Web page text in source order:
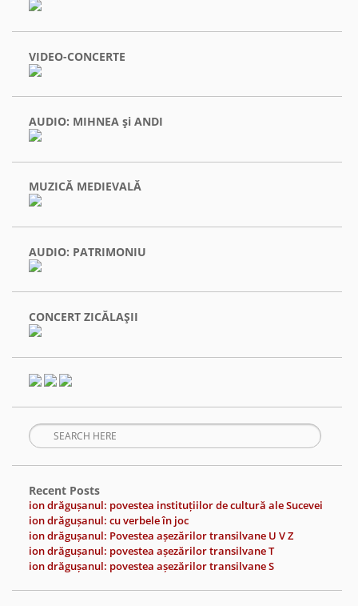
VIDEO-CONCERTE
AUDIO: MIHNEA şi ANDI
MUZICĂ MEDIEVALĂ
AUDIO: PATRIMONIU
CONCERT ZICĂLAŞII
Recent Posts
ion drăgușanul: povestea instituțiilor de cultură ale Sucevei
ion drăgușanul: cu verbele în joc
ion drăgușanul: Povestea așezărilor transilvane U V Z
ion drăgușanul: povestea așezărilor transilvane T
ion drăgușanul: povestea așezărilor transilvane S